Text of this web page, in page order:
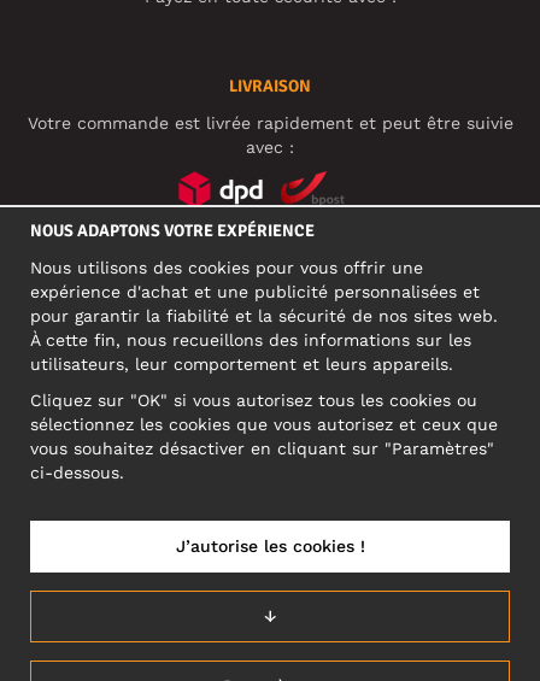
LIVRAISON
Votre commande est livrée rapidement et peut être suivie
avec :
ADRESSE PROFESSIONNELLE
Narva mnt 5, EE-10117 Tallinn
Reg: 12356245
ATTENTION ! N'envoyez pas les retours de produits à cette
BELGIUM/FRANÇAIS (BE)
NOUS ADAPTONS VOTRE EXPÉRIENCE
Nous utilisons des cookies pour vous offrir une
expérience d'achat et une publicité personnalisées et
pour garantir la fiabilité et la sécurité de nos sites web.
À cette fin, nous recueillons des informations sur les
utilisateurs, leur comportement et leurs appareils.
Cliquez sur "OK" si vous autorisez tous les cookies ou
sélectionnez les cookies que vous autorisez et ceux que
vous souhaitez désactiver en cliquant sur "Paramètres"
ci-dessous.
↓
J’autorise les cookies !